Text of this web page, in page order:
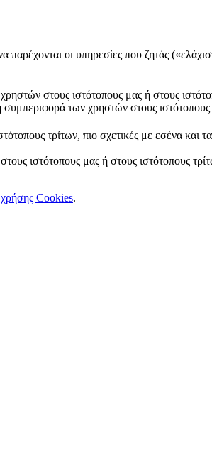
παρέχονται οι υπηρεσίες που ζητάς
στους ιστότοπους μας ή στους
των χρηστών στους
τρίτων, πιο σχετικές με εσένα και
ιστότοπους μας ή στους ιστότοπους
Cookies.